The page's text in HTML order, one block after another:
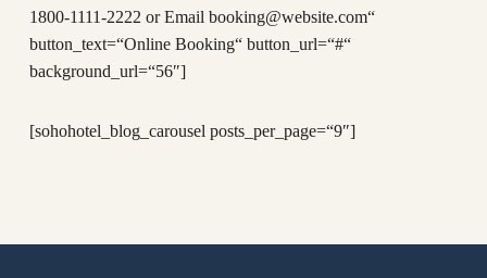
1800-1111-2222 or Email booking@website.com“
button_text=“Online Booking“ button_url=“#“
background_url=“56″]
[sohohotel_blog_carousel posts_per_page=“9″]